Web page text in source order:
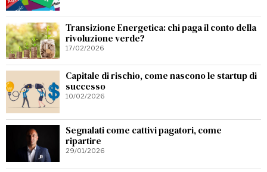
Transizione Energetica: chi paga il conto della
rivoluzione verde?
17/02/2026
Capitale di rischio, come nascono le startup di
successo
10/02/2026
Segnalati come cattivi pagatori, come
ripartire
29/01/2026